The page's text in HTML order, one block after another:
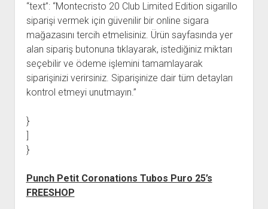
“text”: “Montecristo 20 Club Limited Edition sigarillo
siparişi vermek için güvenilir bir online sigara
mağazasını tercih etmelisiniz. Ürün sayfasında yer
alan sipariş butonuna tıklayarak, istediğiniz miktarı
seçebilir ve ödeme işlemini tamamlayarak
siparişinizi verirsiniz. Siparişinize dair tüm detayları
kontrol etmeyi unutmayın.”
}
]
}
Punch Petit Coronations Tubos Puro 25’s
FREESHOP